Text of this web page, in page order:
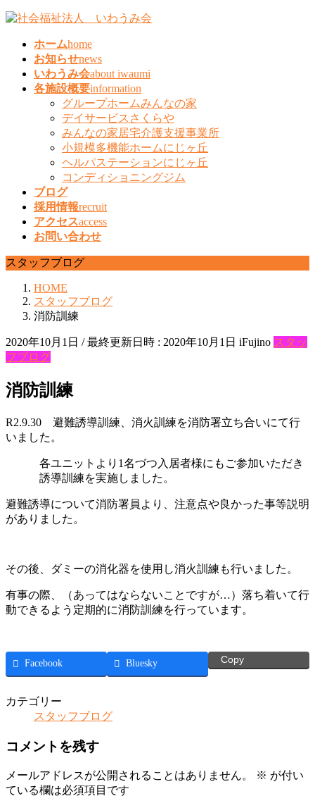
コ
ナ
ホームhome
お知らせnews
いわうみ会about iwaumi
各施設概要information
グループホームみんなの家
デイサービスさくらや
みんなの家居宅介護支援事業所
小規模多機能ホームにじヶ丘
ヘルパステーションにじヶ丘
コンディショニングジム
ブログ
採用情報recruit
アクセスaccess
お問い合わせ
スタッフブログ
HOME
スタッフブログ
消防訓練
2020年10月1日 / 最終更新日時 : 2020年10月1日 iFujino スタッ
フブログ
消防訓練
R2.9.30 避難誘導訓練、消火訓練を消防署立ち合いにて行
いました。
各ユニットより1名づつ入居者様にもご参加いただき
誘導訓練を実施しました。
避難誘導について消防署員より、注意点や良かった事等説明
がありました。
その後、ダミーの消化器を使用し消火訓練も行いました。
有事の際、（あってはならないことですが…）落ち着いて行
動できるよう定期的に消防訓練を行っています。
Facebook Bluesky Copy
カテゴリー
スタッフブログ
コメントを残す
メールアドレスが公開されることはありません。 ※ が付い
ている欄は必須項目です